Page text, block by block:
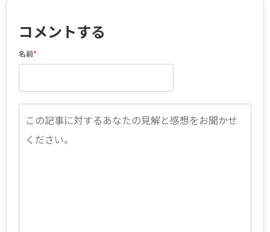
コメントする
名前